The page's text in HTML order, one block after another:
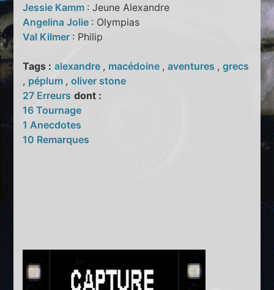
Jessie Kamm : Jeune Alexandre
Angelina Jolie : Olympias
Val Kilmer : Philip
Tags : alexandre , macédoine ,aventures ,grecs
, péplum ,oliver stone
27 Erreurs dont :
16 Tournage
1 Anecdotes
10 Remarques